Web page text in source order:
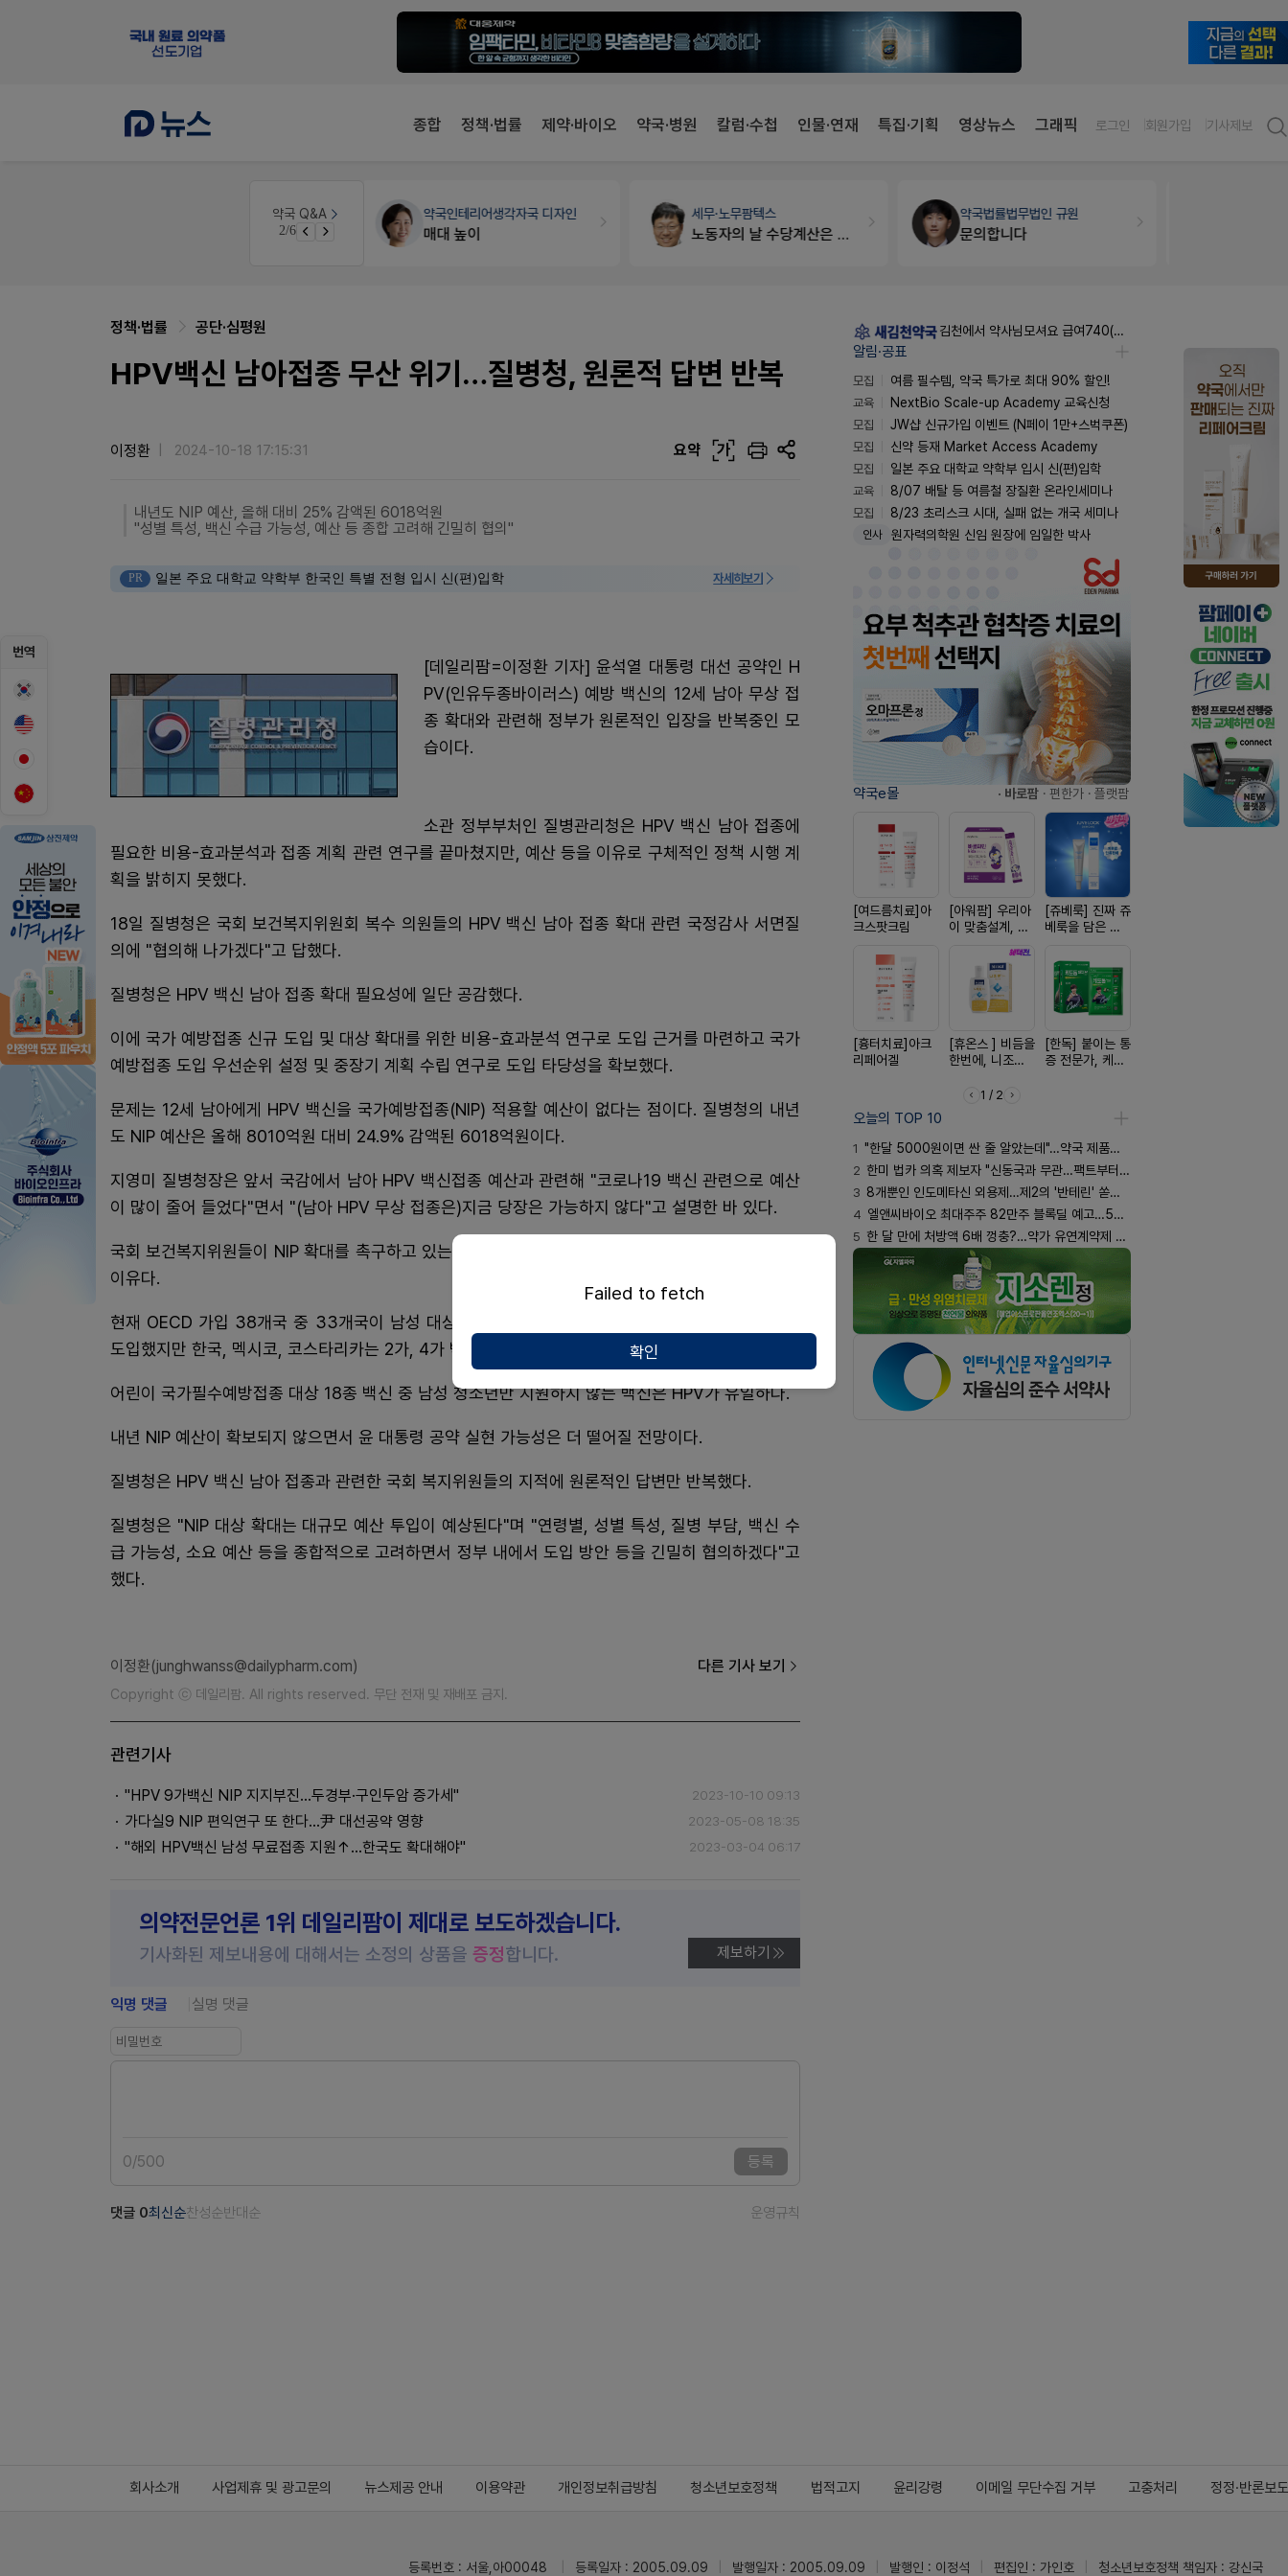
종합 정책·법률 제약·바이오 약국·병원 칼럼·수첩 인물·연재 특집·기획 영상뉴스 그래픽 로그인 회원가입 기사제보
약국 Q&A
3/6
생각자국 디자인 세무·노무팜텍스 약국법률법무법인 규원
문의합니다
약국세무미래 세무법인
번역
정책·법률 공단·심평원
HPV백신 남아접종 무산 위기…질병청, 원론적 답변 반복
이정환 2024-10-18 17:15:31 요약 가
내년도 NIP 예산, 올해 대비 25% 감액된 6018억원
"성별 특성, 백신 수급 가능성, 예산 등 종합 고려해 긴밀히 협의"
PR 일본 주요 대학교 약학부 한국인 특별 전형 입시 신(편)입학 자세히보기
[데일리팜=이정환 기자] 윤석열 대통령 대선 공약인 H
PV(인유두종바이러스) 예방 백신의 12세 남아 무상 접
종 확대와 관련해 정부가 원론적인 입장을 반복중인 모
습이다.
소관 정부부처인 질병관리청은 HPV 백신 남아 접종에
필요한 비용-효과분석과 접종 계획 관련 연구를 끝마쳤지만, 예산 등을 이유로 구체적인 정책 시행 계
획을 밝히지 못했다.
18일 질병청은 국회 보건복지위원회 복수 의원들의 HPV 백신 남아 접종 확대 관련 국정감사 서면질
의에 "협의해 나가겠다"고 답했다.
질병청은 HPV 백신 남아 접종 확대 필요성에 일단 공감했다.
이에 국가 예방접종 신규 도입 및 대상 확대를 위한 비용-효과분석 연구로 도입 근거를 마련하고 국가
예방접종 도입 우선순위 설정 및 중장기 계획 수립 연구로 도입 타당성을 확보했다.
문제는 12세 남아에게 HPV 백신을 국가예방접종(NIP) 적용할 예산이 없다는 점이다. 질병청의 내년
도 NIP 예산은 올해 8010억원 대비 24.9% 감액된 6018억원이다.
지영미 질병청장은 앞서 국감에서 남아 HPV 백신접종 예산과 관련해 "코로나19 백신 관련으로 예산
이 많이 줄어 들었다"면서 "(남아 HPV 무상 접종은)지금 당장은 가능하지 않다"고 설명한 바 있다.
국회 보건복지위원들이 NIP 확대를 촉구하고 있는데도 질병청이 추진하겠다는 답변을 내놓지 못하는
이유다.
현재 OECD 가입 38개국 중 33개국이 남성 대상 국가예방접종 지원사업(국가필수예방접종·NIP)을
도입했지만 한국, 멕시코, 코스타리카는 2가, 4가 백신을 여성 청소년에게만 지원하는 실정이다.
어린이 국가필수예방접종 대상 18종 백신 중 남성 청소년만 지원하지 않는 백신은 HPV가 유일하다.
내년 NIP 예산이 확보되지 않으면서 윤 대통령 공약 실현 가능성은 더 떨어질 전망이다.
질병청은 HPV 백신 남아 접종과 관련한 국회 복지위원들의 지적에 원론적인 답변만 반복했다.
질병청은 "NIP 대상 확대는 대규모 예산 투입이 예상된다"며 "연령별, 성별 특성, 질병 부담, 백신 수
급 가능성, 소요 예산 등을 종합적으로 고려하면서 정부 내에서 도입 방안 등을 긴밀히 협의하겠다"고
했다.
이정환(junghwanss@dailypharm.com) 다른 기사 보기
Copyright ⓒ 데일리팜. All rights reserved. 무단 전재 및 재배포 금지.
관련기사
"HPV 9가백신 NIP 지지부진…두경부·구인두암 증가세" 2023-10-10 09:13
가다실9 NIP 편익연구 또 한다…尹 대선공약 영향 2023-05-08 18:35
"해외 HPV백신 남성 무료접종 지원↑…한국도 확대해야" 2023-03-04 06:17
의약전문언론 1위 데일리팜이 제대로 보도하겠습니다.
기사화된 제보내용에 대해서는 소정의 상품을 증정합니다. 제보하기
익명 댓글 실명 댓글
0/500 등록
댓글 0최신순찬성순반대순 운영규칙
김천에서 약사님모셔요 급여740(퇴직금선지급시실수령800),KTXSRT김천구미역있음
알림·공표
모집
여름 필수템, 약국 특가로 최대 90% 할인!
교육
NextBio Scale-up Academy 교육신청
모집
JW샵 신규가입 이벤트 (N페이 1만+스벅쿠폰)
모집
신약 등재 Market Access Academy
모집
일본 주요 대학교 약학부 입시 신(편)입학
교육
8/07 배탈 등 여름철 장질환 온라인세미나
모집
8/23 초리스크 시대, 실패 없는 개국 세미나
인사 원자력의학원 신임 원장에 임일한 박사
약국e몰 · 바로팜 · 편한가 · 플랫팜
[여드름치료]아
크스팟크림
[아워팜] 우리아
이 맞춤설계, 바
[쥬베룩] 진짜 쥬
베룩을 담은 약
크림
[흉터치료]아크
리페어겔
[휴온스 ] 비듬을
한번에, 니조랄
[한독] 붙이는 통
증 전문가, 케토
1 / 2
오늘의 TOP 10
1 "한달 5000원이면 싼 줄 알았는데"…약국 제품과 비교해보니
2 한미 법카 의혹 제보자 "신동국과 무관…팩트부터 따져야"
3 8개뿐인 인도메타신 외용제…제2의 '반테린' 쏟아지나
4 엘앤씨바이오 최대주주 82만주 블록딜 예고…500억 규모
5 한 달 만에 처방액 6배 껑충?…약가 유연계약제 착시효과
회사소개 사업제휴 및 광고문의 뉴스제공 안내 이용약관 개인정보취급방침 청소년보호정책 법적고지 윤리강령 이메일 무단수집 거부 고충처리 정정·반론보도
등록번호 : 서울,아00048 등록일자 : 2005.09.09 발행일자 : 2005.09.09 발행인 : 이정석 편집인 : 가인호 청소년보호정책 책임자 : 강신국
Failed to fetch
확인